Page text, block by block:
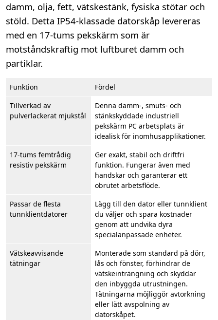
damm, olja, fett, vätskestänk, fysiska stötar och
stöld. Detta IP54-klassade datorskåp levereras
med en 17-tums pekskärm som är
motståndskraftig mot luftburet damm och
partiklar.
Funktion
Fördel
Tillverkad av
pulverlackerat mjukstål
Denna damm-, smuts- och
stänkskyddade industriell
pekskärm PC arbetsplats är
idealisk för inomhusapplikationer.
17-tums femtrådig
resistiv pekskärm
Ger exakt, stabil och driftfri
funktion. Fungerar även med
handskar och garanterar ett
obrutet arbetsflöde.
Passar de flesta
tunnklientdatorer
Lägg till den dator eller tunnklient
du väljer och spara kostnader
genom att undvika dyra
specialanpassade enheter.
Vätskeavvisande
tätningar
Monterade som standard på dörr,
lås och fönster, förhindrar de
vätskeinträngning och skyddar
den inbyggda utrustningen.
Tätningarna möjliggör avtorkning
eller lätt avspolning av
datorskåpet.